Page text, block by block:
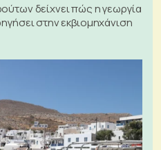
δείχνει πώς η γεωργία
στην εκβιομηχάνιση